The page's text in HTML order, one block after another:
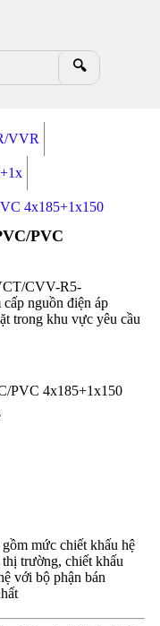
🔍
VVR
4x185+1x150
PVC
CVV-R5-
nguồn điện áp
trong khu vực yêu cầu
mức chiết khấu hệ
trường, chiết khấu
với bộ phận bán